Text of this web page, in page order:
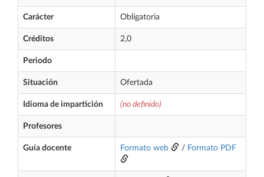
Carácter Obligatoria
Créditos 2,0
Periodo
Situación Ofertada
Idioma de impartición (no definido)
Profesores
Guía docente Formato web / Formato PDF